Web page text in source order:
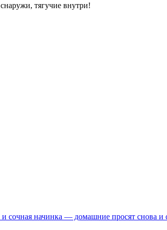
тягучие внутри!
сочная начинка — домашние просят снова и